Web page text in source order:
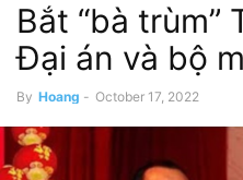
Bắt “bà trùm”
Đại án và bộ
By Hoang - October 17, 2022